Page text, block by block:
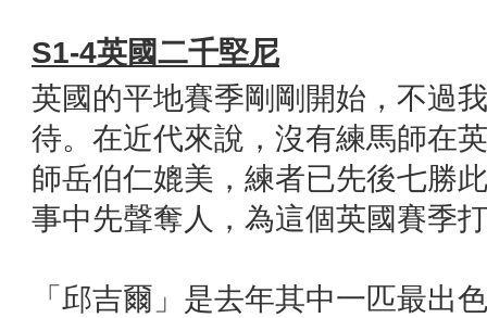
S1-4英國二千堅尼
英國的平地賽季剛剛開始，不過
待。在近代來說，沒有練馬師在
師岳伯仁媲美，練者已先後七勝
事中先聲奪人，為這個英國賽季
「邱吉爾」是去年其中一匹最出